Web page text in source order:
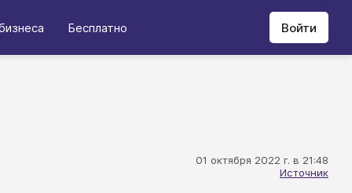
Бесплатно Войти
01 октября 2022 г. в 21:48
Источник